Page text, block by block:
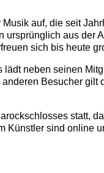
auf, die seit
aus der
sich bis heute
neben seinen
Besucher
statt,
Künstler sind online